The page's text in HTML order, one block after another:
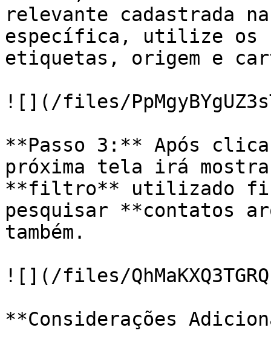
relevante cadastrada
específica, utilize os
etiquetas, origem e
![](/files/
**Passo 3:** Após
próxima tela irá
**filtro** utilizado
pesquisar **contatos
também.
![](/files/
**Considerações